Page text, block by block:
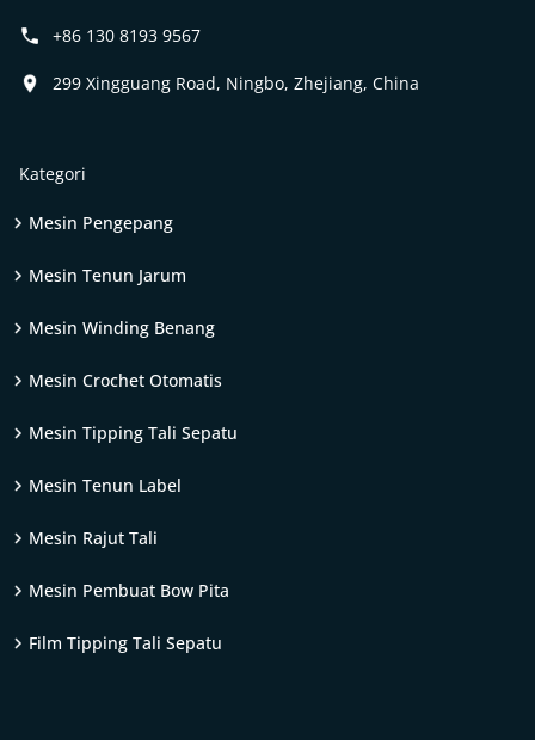
+86 130 8193 9567
299 Xingguang Road, Ningbo, Zhejiang, China
Kategori
Mesin Pengepang
Mesin Tenun Jarum
Mesin Winding Benang
Mesin Crochet Otomatis
Mesin Tipping Tali Sepatu
Mesin Tenun Label
Mesin Rajut Tali
Mesin Pembuat Bow Pita
Film Tipping Tali Sepatu